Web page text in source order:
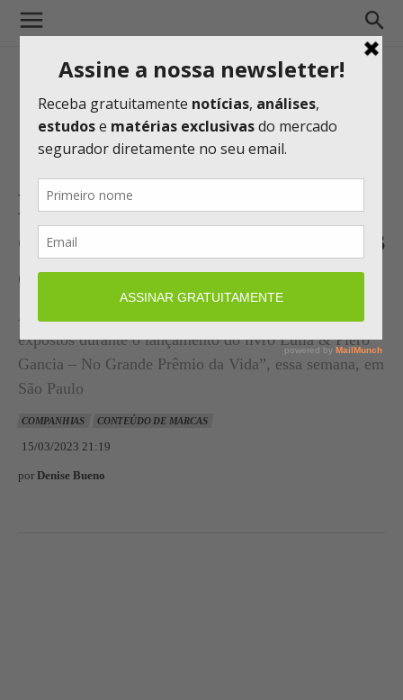
ESSOR é a seguradora oficial
de exposição de carros antigos
em São Paulo
expostos durante o lançamento do livro Lulla & Piero
Gancia – No Grande Prêmio da Vida”, essa semana, em
São Paulo
COMPANHIAS CONTEÚDO DE MARCAS
15/03/2023 21:19
por Denise Bueno